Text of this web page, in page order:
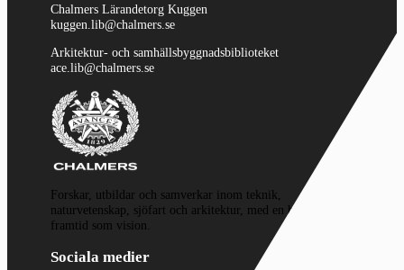
Chalmers Lärandetorg Kuggen
kuggen.lib@chalmers.se
Arkitektur- och samhällsbyggnadsbiblioteket
ace.lib@chalmers.se
Forskar, utbildar och samverkar inom teknik,
naturvetenskap, sjöfart och arkitektur, med en hållbar
framtid som vision.
Sociala medier